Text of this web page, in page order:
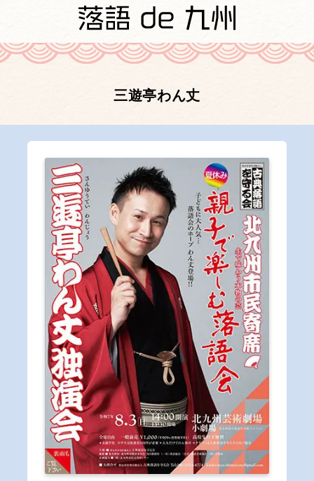
三遊亭わん丈